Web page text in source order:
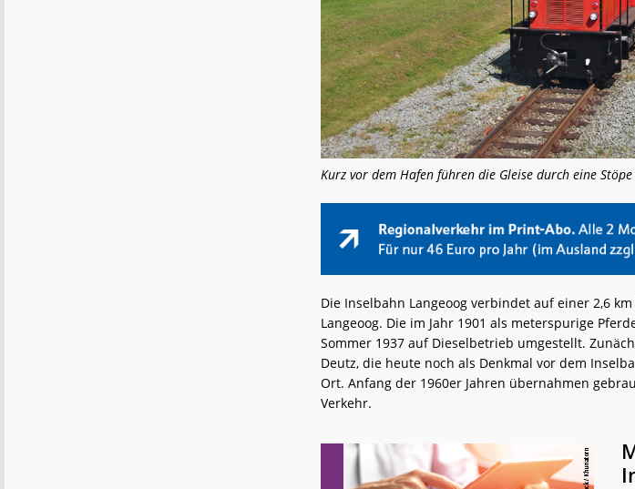
Kurz vor dem Hafen führen die Gleise durch eine
Die Inselbahn Langeoog verbindet auf einer 2,6
Langeoog. Die im Jahr 1901 als meterspurige
Sommer 1937 auf Dieselbetrieb umgestellt.
Deutz, die heute noch als Denkmal vor dem
Ort. Anfang der 1960er Jahren übernahmen
Verkehr.